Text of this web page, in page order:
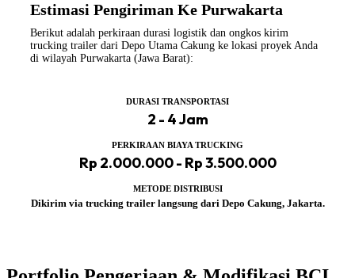
Estimasi Pengiriman Ke Purwakarta
Berikut adalah perkiraan durasi logistik dan ongkos kirim
trucking trailer dari Depo Utama Cakung ke lokasi proyek Anda
di wilayah Purwakarta (Jawa Barat):
DURASI TRANSPORTASI
2 - 4 Jam
PERKIRAAN BIAYA TRUCKING
Rp 2.000.000 - Rp 3.500.000
METODE DISTRIBUSI
Dikirim via trucking trailer langsung dari Depo Cakung, Jakarta.